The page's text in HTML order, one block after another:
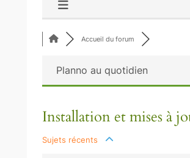
Accueil du forum
Planno au quotidien
Installation et mises à
Sujets récents